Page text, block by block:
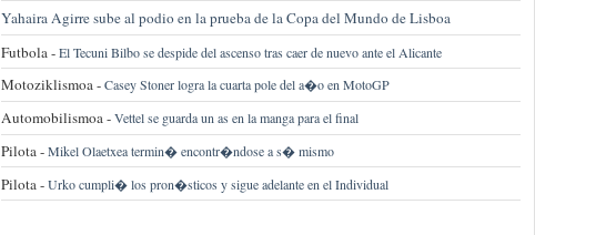
Yahaira Agirre sube al podio en la prueba de la Copa del Mundo de Lisboa
Futbola -El Tecuni Bilbo se despide del ascenso tras caer de nuevo ante el Alicante
Motoziklismoa -Casey Stoner logra la cuarta pole del a�o en MotoGP
Automobilismoa -Vettel se guarda un as en la manga para el final
Pilota -Mikel Olaetxea termin� encontr�ndose a s� mismo
Pilota -Urko cumpli� los pron�sticos y sigue adelante en el Individual